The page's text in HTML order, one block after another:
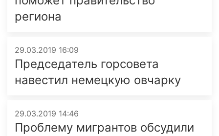
региона
29.03.2019 16:09
Председатель горсовета
навестил немецкую овчарку
29.03.2019 14:46
Проблему мигрантов обсудили